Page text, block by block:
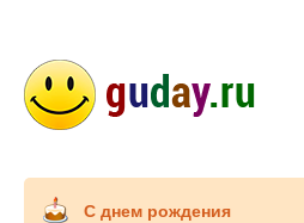
С днем рождения